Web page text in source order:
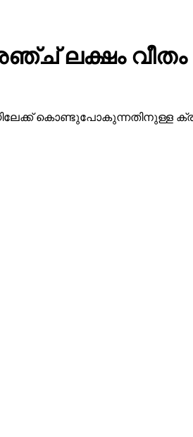
ലക്ഷം വീതം
കൊണ്ടുപോകുന്നതിനുള്ള